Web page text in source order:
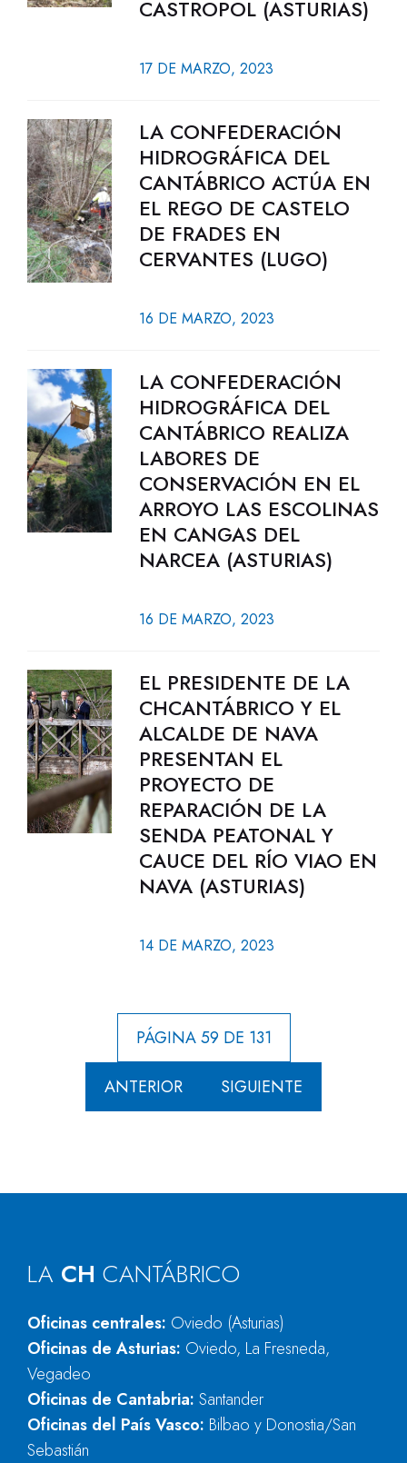
CASTROPOL (ASTURIAS)
17 DE MARZO, 2023
LA CONFEDERACIÓN
HIDROGRÁFICA DEL
CANTÁBRICO ACTÚA EN
EL REGO DE CASTELO
DE FRADES EN
CERVANTES (LUGO)
16 DE MARZO, 2023
LA CONFEDERACIÓN
HIDROGRÁFICA DEL
CANTÁBRICO REALIZA
LABORES DE
CONSERVACIÓN EN EL
ARROYO LAS ESCOLINAS
EN CANGAS DEL
NARCEA (ASTURIAS)
16 DE MARZO, 2023
EL PRESIDENTE DE LA
CHCANTÁBRICO Y EL
ALCALDE DE NAVA
PRESENTAN EL
PROYECTO DE
REPARACIÓN DE LA
SENDA PEATONAL Y
CAUCE DEL RÍO VIAO EN
NAVA (ASTURIAS)
14 DE MARZO, 2023
PÁGINA 59 DE 131
ANTERIOR SIGUIENTE
LA CH CANTÁBRICO
Oficinas centrales: Oviedo (Asturias)
Oficinas de Asturias: Oviedo, La Fresneda,
Vegadeo
Oficinas de Cantabria: Santander
Oficinas del País Vasco: Bilbao y Donostia/San
Sebastián